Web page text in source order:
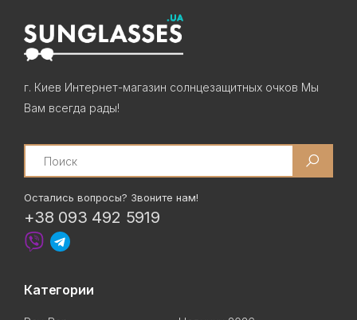
г. Киев Интернет-магазин солнцезащитных очков Мы
Вам всегда рады!
Search
Остались вопросы? Звоните нам!
+38 093 492 5919
Категории